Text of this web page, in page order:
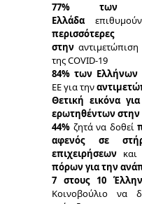
77% των
Ελλάδα
στην
της COVID-19
84% των Ελλήνων
ΕΕγια την
Θετική εικόνα
ερωτηθέντων στην
44% ζητά να δοθεί
αφενός σε
επιχειρήσεων και
πόρων για την
7 στους 10
Κοινοβούλιο να